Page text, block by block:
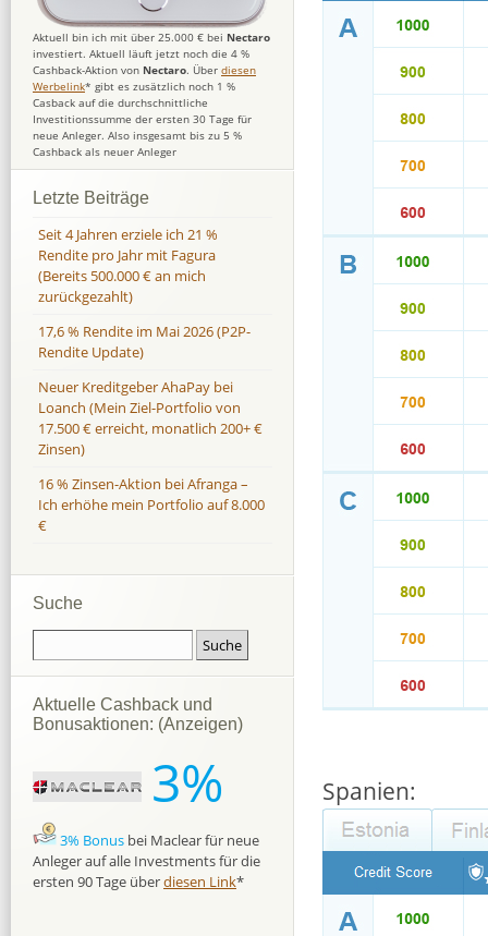
Spanien:
Aktuell bin ich mit über 25.000 € bei Nectaro
investiert. Aktuell läuft jetzt noch die 4 %
Cashback-Aktion von Nectaro. Über diesen
Werbelink* gibt es zusätzlich noch 1 %
Casback auf die durchschnittliche
Investitionssumme der ersten 30 Tage für
neue Anleger. Also insgesamt bis zu 5 %
Cashback als neuer Anleger
Letzte Beiträge
Seit 4 Jahren erziele ich 21 %
Rendite pro Jahr mit Fagura
(Bereits 500.000 € an mich
zurückgezahlt)
17,6 % Rendite im Mai 2026 (P2P-
Rendite Update)
Neuer Kreditgeber AhaPay bei
Loanch (Mein Ziel-Portfolio von
17.500 € erreicht, monatlich 200+ €
Zinsen)
16 % Zinsen-Aktion bei Afranga –
Ich erhöhe mein Portfolio auf 8.000
€
Suche
Aktuelle Cashback und
Bonusaktionen: (Anzeigen)
3%
3% Bonus bei Maclear für neue
Anleger auf alle Investments für die
ersten 90 Tage überdiesen Link*